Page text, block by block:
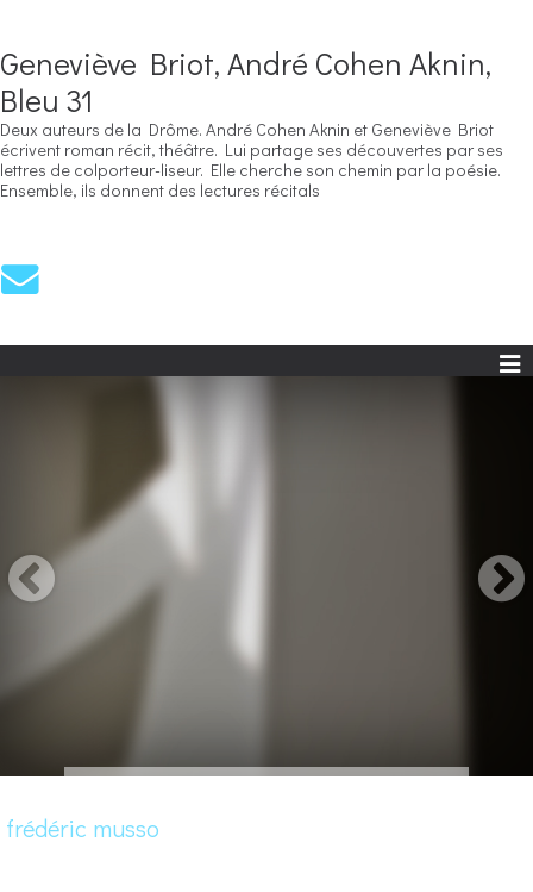
Geneviève Briot, André Cohen Aknin,
Bleu 31
Deux auteurs de la Drôme. André Cohen Aknin et Geneviève Briot
écrivent roman récit, théâtre. Lui partage ses découvertes par ses
lettres de colporteur-liseur. Elle cherche son chemin par la poésie.
Ensemble, ils donnent des lectures récitals
frédéric musso